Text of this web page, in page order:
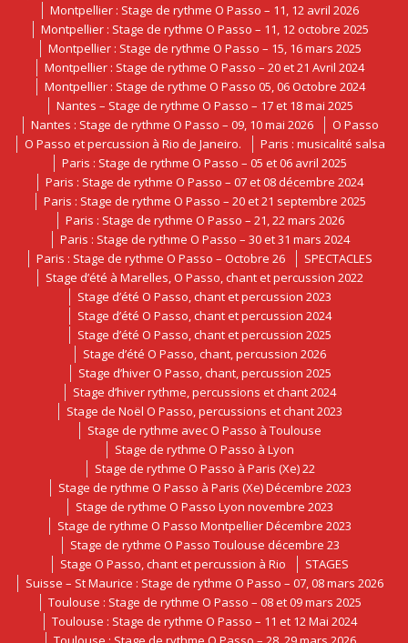
Montpellier : Stage de rythme O Passo – 11, 12 avril 2026
Montpellier : Stage de rythme O Passo – 11, 12 octobre 2025
Montpellier : Stage de rythme O Passo – 15, 16 mars 2025
Montpellier : Stage de rythme O Passo – 20 et 21 Avril 2024
Montpellier : Stage de rythme O Passo 05, 06 Octobre 2024
Nantes – Stage de rythme O Passo – 17 et 18 mai 2025
Nantes : Stage de rythme O Passo – 09, 10 mai 2026
O Passo
O Passo et percussion à Rio de Janeiro.
Paris : musicalité salsa
Paris : Stage de rythme O Passo – 05 et 06 avril 2025
Paris : Stage de rythme O Passo – 07 et 08 décembre 2024
Paris : Stage de rythme O Passo – 20 et 21 septembre 2025
Paris : Stage de rythme O Passo – 21, 22 mars 2026
Paris : Stage de rythme O Passo – 30 et 31 mars 2024
Paris : Stage de rythme O Passo – Octobre 26
SPECTACLES
Stage d’été à Marelles, O Passo, chant et percussion 2022
Stage d’été O Passo, chant et percussion 2023
Stage d’été O Passo, chant et percussion 2024
Stage d’été O Passo, chant et percussion 2025
Stage d’été O Passo, chant, percussion 2026
Stage d’hiver O Passo, chant, percussion 2025
Stage d’hiver rythme, percussions et chant 2024
Stage de Noël O Passo, percussions et chant 2023
Stage de rythme avec O Passo à Toulouse
Stage de rythme O Passo à Lyon
Stage de rythme O Passo à Paris (Xe) 22
Stage de rythme O Passo à Paris (Xe) Décembre 2023
Stage de rythme O Passo Lyon novembre 2023
Stage de rythme O Passo Montpellier Décembre 2023
Stage de rythme O Passo Toulouse décembre 23
Stage O Passo, chant et percussion à Rio
STAGES
Suisse – St Maurice : Stage de rythme O Passo – 07, 08 mars 2026
Toulouse : Stage de rythme O Passo – 08 et 09 mars 2025
Toulouse : Stage de rythme O Passo – 11 et 12 Mai 2024